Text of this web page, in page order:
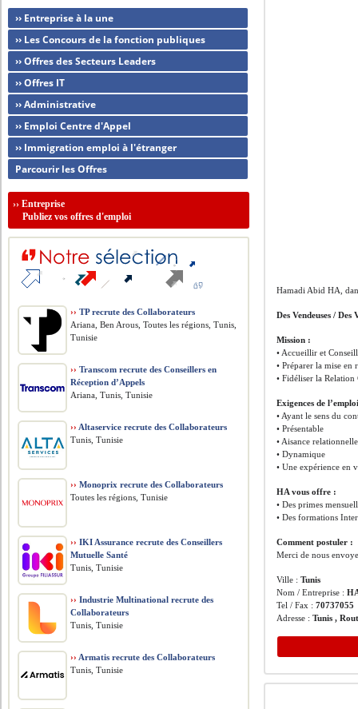
Hamadi Abid HA,
Des Vendeuses / Des
Mission :
• Accueillir et
• Préparer la mise en
• Fidéliser la Relation
Exigences de
• Ayant le sens du
• Présentable
• Aisance relationnelle
• Dynamique
• Une expérience en
HA vous offre :
• Des primes
• Des formations
Comment postuler :
Merci de nous
Ville :Tunis
Nom / Entreprise :
Tel / Fax :70737055
Adresse :Tunis ,
›› Entreprise à la une
›› Les Concours de la fonction publiques
›› Offres des Secteurs Leaders
›› Offres IT
›› Administrative
›› Emploi Centre d'Appel
›› Immigration emploi à l'étranger
Parcourir les Offres
››Entreprise
Publiez vos offres d'emploi
›› TP recrute des Collaborateurs
Ariana, Ben Arous, Toutes les régions, Tunis,
Tunisie
›› Transcom recrute des Conseillers en
Réception d’Appels
Ariana, Tunis, Tunisie
›› Altaservice recrute des Collaborateurs
Tunis, Tunisie
›› Monoprix recrute des Collaborateurs
Toutes les régions, Tunisie
›› IKI Assurance recrute des Conseillers
Mutuelle Santé
Tunis, Tunisie
›› Industrie Multinational recrute des
Collaborateurs
Tunis, Tunisie
›› Armatis recrute des Collaborateurs
Tunis, Tunisie